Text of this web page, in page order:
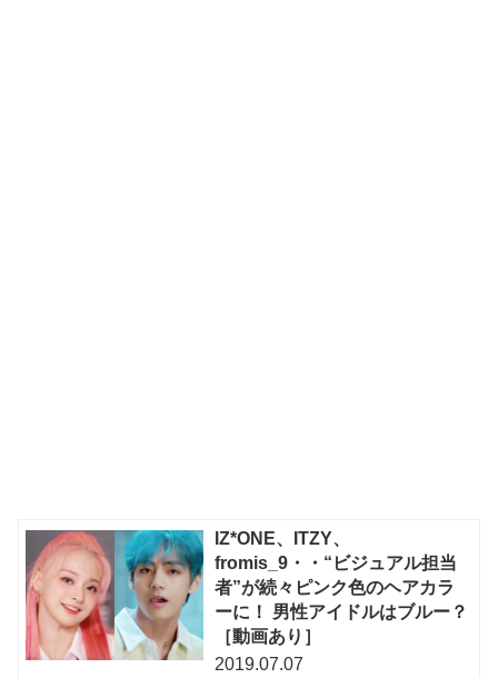
IZ*ONE、ITZY、
fromis_9・・“ビジュアル担当
者”が続々ピンク色のヘアカラ
ーに！ 男性アイドルはブルー？
［動画あり］
2019.07.07